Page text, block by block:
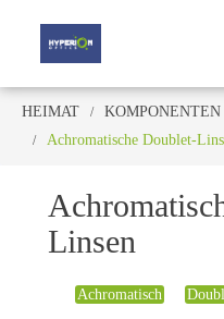
HEIMAT KOMPONENTEN
Achromatische Doublet-
Linsen
Achromatisch